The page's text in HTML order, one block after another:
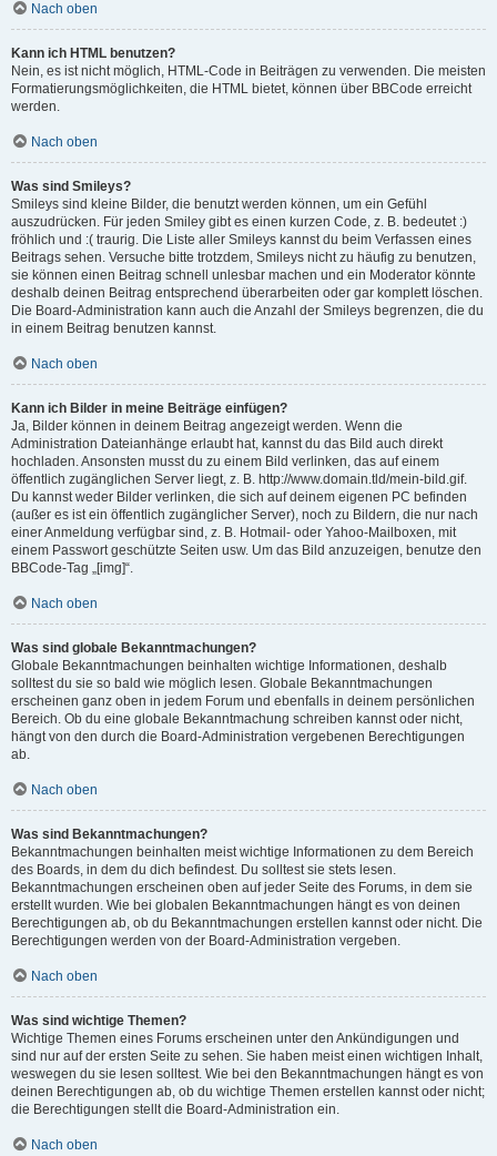
Nach oben
Kann ich HTML benutzen?
Nein, es ist nicht möglich, HTML-Code in Beiträgen zu verwenden. Die meisten
Formatierungsmöglichkeiten, die HTML bietet, können über BBCode erreicht
werden.
Nach oben
Was sind Smileys?
Smileys sind kleine Bilder, die benutzt werden können, um ein Gefühl
auszudrücken. Für jeden Smiley gibt es einen kurzen Code, z. B. bedeutet :)
fröhlich und :( traurig. Die Liste aller Smileys kannst du beim Verfassen eines
Beitrags sehen. Versuche bitte trotzdem, Smileys nicht zu häufig zu benutzen,
sie können einen Beitrag schnell unlesbar machen und ein Moderator könnte
deshalb deinen Beitrag entsprechend überarbeiten oder gar komplett löschen.
Die Board-Administration kann auch die Anzahl der Smileys begrenzen, die du
in einem Beitrag benutzen kannst.
Nach oben
Kann ich Bilder in meine Beiträge einfügen?
Ja, Bilder können in deinem Beitrag angezeigt werden. Wenn die
Administration Dateianhänge erlaubt hat, kannst du das Bild auch direkt
hochladen. Ansonsten musst du zu einem Bild verlinken, das auf einem
öffentlich zugänglichen Server liegt, z. B. http://www.domain.tld/mein-bild.gif.
Du kannst weder Bilder verlinken, die sich auf deinem eigenen PC befinden
(außer es ist ein öffentlich zugänglicher Server), noch zu Bildern, die nur nach
einer Anmeldung verfügbar sind, z. B. Hotmail- oder Yahoo-Mailboxen, mit
einem Passwort geschützte Seiten usw. Um das Bild anzuzeigen, benutze den
BBCode-Tag „[img]“.
Nach oben
Was sind globale Bekanntmachungen?
Globale Bekanntmachungen beinhalten wichtige Informationen, deshalb
solltest du sie so bald wie möglich lesen. Globale Bekanntmachungen
erscheinen ganz oben in jedem Forum und ebenfalls in deinem persönlichen
Bereich. Ob du eine globale Bekanntmachung schreiben kannst oder nicht,
hängt von den durch die Board-Administration vergebenen Berechtigungen
ab.
Nach oben
Was sind Bekanntmachungen?
Bekanntmachungen beinhalten meist wichtige Informationen zu dem Bereich
des Boards, in dem du dich befindest. Du solltest sie stets lesen.
Bekanntmachungen erscheinen oben auf jeder Seite des Forums, in dem sie
erstellt wurden. Wie bei globalen Bekanntmachungen hängt es von deinen
Berechtigungen ab, ob du Bekanntmachungen erstellen kannst oder nicht. Die
Berechtigungen werden von der Board-Administration vergeben.
Nach oben
Was sind wichtige Themen?
Wichtige Themen eines Forums erscheinen unter den Ankündigungen und
sind nur auf der ersten Seite zu sehen. Sie haben meist einen wichtigen Inhalt,
weswegen du sie lesen solltest. Wie bei den Bekanntmachungen hängt es von
deinen Berechtigungen ab, ob du wichtige Themen erstellen kannst oder nicht;
die Berechtigungen stellt die Board-Administration ein.
Nach oben